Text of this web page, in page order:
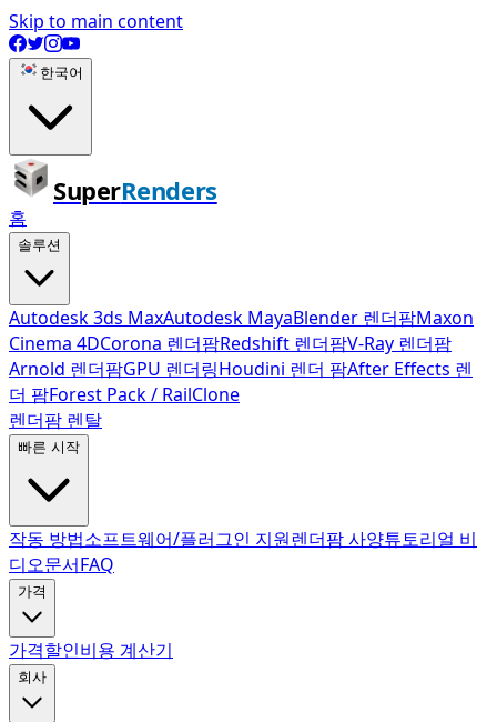
Skip to main content
한국어
SuperRenders
홈
솔루션
Autodesk 3ds MaxAutodesk MayaBlender 렌더팜Maxon
Cinema 4DCorona 렌더팜Redshift 렌더팜V-Ray 렌더팜
Arnold 렌더팜GPU 렌더링Houdini 렌더 팜After Effects 렌
더 팜Forest Pack / RailClone
렌더팜 렌탈
빠른 시작
작동 방법소프트웨어/플러그인 지원렌더팜 사양튜토리얼 비
디오문서FAQ
가격
가격할인비용 계산기
회사